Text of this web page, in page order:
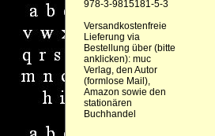
978-3-9815181-5-3
Versandkostenfreie
Lieferung via
Bestellung über (bitte
anklicken): muc
Verlag, den Autor
(formlose Mail),
Amazon sowie den
stationären
Buchhandel